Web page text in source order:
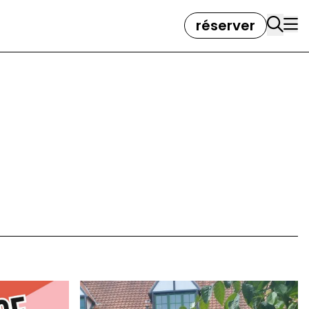
réserver